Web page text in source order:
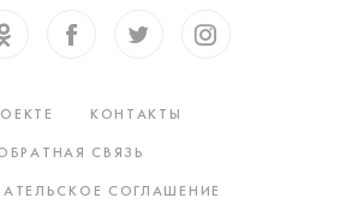
КОНТАКТЫ
СВЯЗЬ
СОГЛАШЕНИЕ